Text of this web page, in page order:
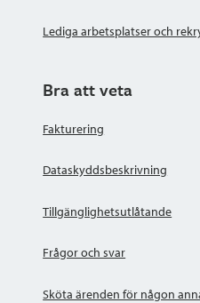
Lediga arbetsplatser och
Bra att veta
Fakturering
Dataskyddsbeskrivning
Tillgänglighetsutlåtande
Frågor och svar
Sköta ärenden för någon